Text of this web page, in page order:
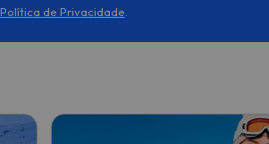
Política de Privacidade